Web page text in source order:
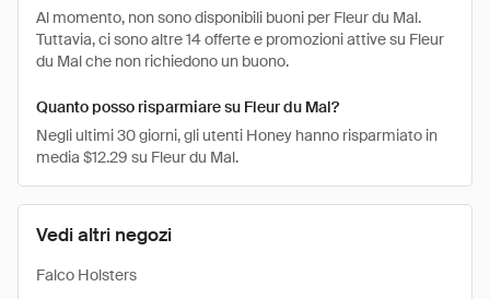
Vedi altri negozi
Falco Holsters
Al momento, non sono disponibili buoni per Fleur du Mal.
Tuttavia, ci sono altre 14 offerte e promozioni attive su Fleur
du Mal che non richiedono un buono.
Quanto posso risparmiare su Fleur du Mal?
Negli ultimi 30 giorni, gli utenti Honey hanno risparmiato in
media $12.29 su Fleur du Mal.